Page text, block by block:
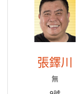
張鐸川
無